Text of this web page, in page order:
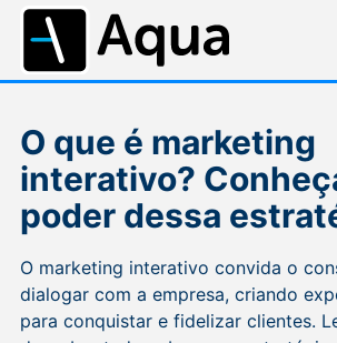
O que é marketing
interativo?
poder dessa
O marketing interativo convida o
dialogar com a empresa, criando
para conquistar e fidelizar clientes.